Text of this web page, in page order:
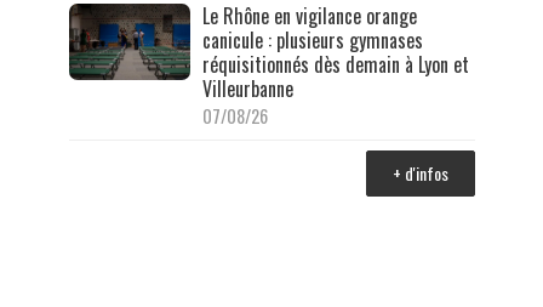
Le Rhône en vigilance orange
canicule : plusieurs gymnases
réquisitionnés dès demain à Lyon et
Villeurbanne
07/08/26
+ d'infos